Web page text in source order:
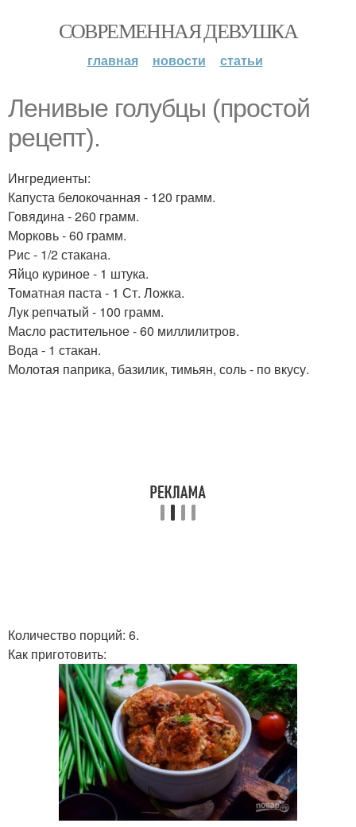
СОВРЕМЕННАЯ ДЕВУШКА
главная новости статьи
Ленивые голубцы (простой
рецепт).
Ингредиенты:
Капуста белокочанная - 120 грамм.
Говядина - 260 грамм.
Морковь - 60 грамм.
Рис - 1/2 стакана.
Яйцо куриное - 1 штука.
Томатная паста - 1 Ст. Ложка.
Лук репчатый - 100 грамм.
Масло растительное - 60 миллилитров.
Вода - 1 стакан.
Молотая паприка, базилик, тимьян, соль - по вкусу.
Количество порций: 6.
Как приготовить: